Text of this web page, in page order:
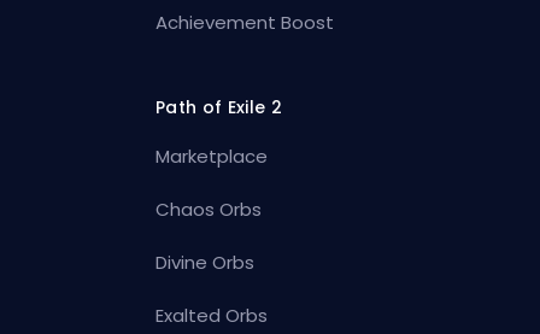
Achievement Boost
Path of Exile 2
Marketplace
Chaos Orbs
Divine Orbs
Exalted Orbs